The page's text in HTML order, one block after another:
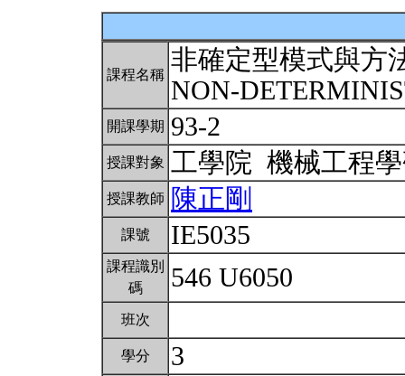
課程名稱 非確定型模式與方
NON-
開課學期 93-2
授課對象 工學院 機械工程
授課教師 陳正剛
課號 IE5035
課程識別
碼
546 U6050
班次
學分 3